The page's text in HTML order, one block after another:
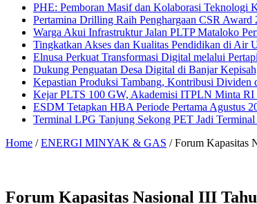
PHE: Pemboran Masif dan Kolaborasi Teknologi
Pertamina Drilling Raih Penghargaan CSR Award
Warga Akui Infrastruktur Jalan PLTP Mataloko
Tingkatkan Akses dan Kualitas Pendidikan di Air
Elnusa Perkuat Transformasi Digital melalui
Dukung Penguatan Desa Digital di Banjar
Kepastian Produksi Tambang, Kontribusi Dividen
Kejar PLTS 100 GW, Akademisi ITPLN Minta RI
ESDM Tetapkan HBA Periode Pertama Agustus
Terminal LPG Tanjung Sekong PET Jadi
Home / ENERGI MINYAK & GAS / Forum Kapasitas
Forum Kapasitas Nasional III